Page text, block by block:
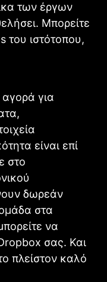
των έργων
Μπορείτε
του ιστότοπου,
αγορά για
είναι επί
στο
δωρεάν
στα
να
σας. Και
πλείστον καλό